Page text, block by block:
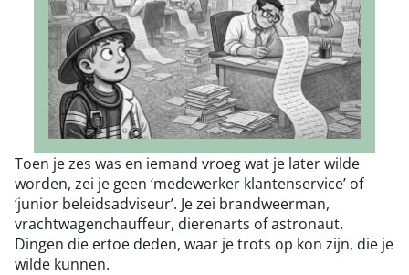
Toen je zes was en iemand vroeg wat je later wilde
worden, zei je geen ‘medewerker klantenservice’ of
‘junior beleidsadviseur’. Je zei brandweerman,
vrachtwagenchauffeur, dierenarts of astronaut.
Dingen die ertoe deden, waar je trots op kon zijn, die je
wilde kunnen.